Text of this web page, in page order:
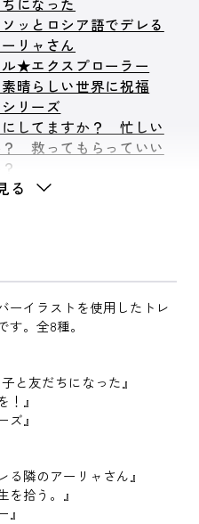
ッとロシア語でデレる
リャさん
★エクスプローラー
素晴らしい世界に祝福
リーズ
してますか？ 忙しい
救ってもらっていい
ルヒ』シリーズ
る
ーイラストを使用したトレ
。全8種。
と友だちになった』
！』
ズ』
る隣のアーリャさん』
を拾う。』